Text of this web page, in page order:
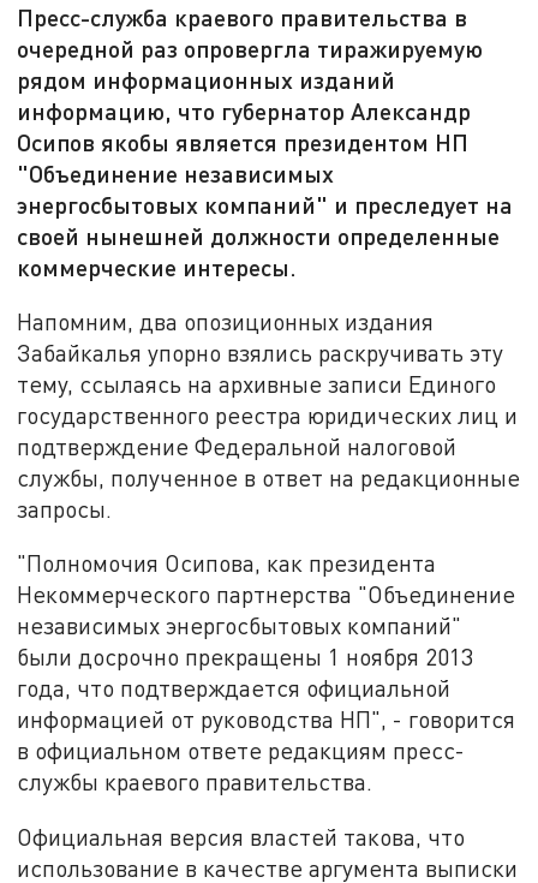
Пресс-служба краевого правительства в
очередной раз опровергла тиражируемую
рядом информационных изданий
информацию, что губернатор Александр
Осипов якобы является президентом НП
"Объединение независимых
энергосбытовых компаний" и преследует на
своей нынешней должности определенные
коммерческие интересы.
Напомним, два опозиционных издания
Забайкалья упорно взялись раскручивать эту
тему, ссылаясь на архивные записи Единого
государственного реестра юридических лиц и
подтверждение Федеральной налоговой
службы, полученное в ответ на редакционные
запросы.
"Полномочия Осипова, как президента
Некоммерческого партнерства "Объединение
независимых энергосбытовых компаний"
были досрочно прекращены 1 ноября 2013
года, что подтверждается официальной
информацией от руководства НП", - говорится
в официальном ответе редакциям пресс-
службы краевого правительства.
Официальная версия властей такова, что
использование в качестве аргумента выписки